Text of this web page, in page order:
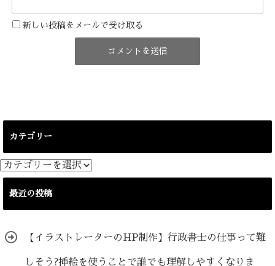
新しい投稿をメールで受け取る
カテゴリー
カ
テ
最近の投稿
【イラストレーターのHP制作】行政書士の仕事って難
しそう?挿絵を使うことで誰でも理解しやすくなりま